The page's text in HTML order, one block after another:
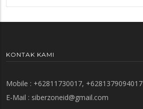
KONTAK KAMI
Mobile : +62811730017, +6281379094017
E-Mail : siberzoneid@gmail.com